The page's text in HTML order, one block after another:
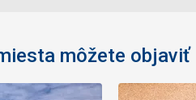
môžete objaviť